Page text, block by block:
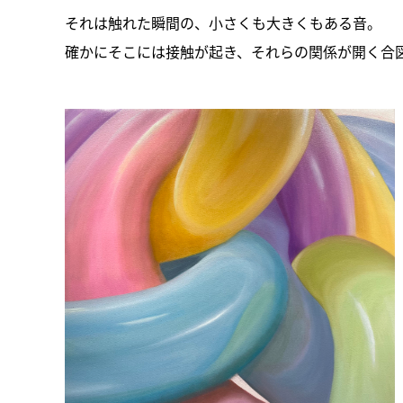
それは触れた瞬間の、小さくも大きくもある音。
確かにそこには接触が起き、それらの関係が開く合